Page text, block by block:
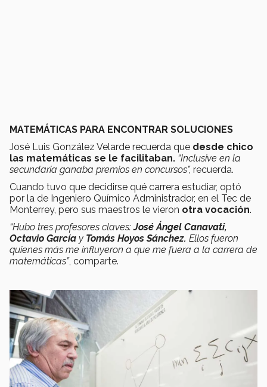
MATEMÁTICAS PARA ENCONTRAR SOLUCIONES
José Luis González Velarde recuerda que desde chico
las matemáticas se le facilitaban. “Inclusive en la
secundaria ganaba premios en concursos”, recuerda.
Cuando tuvo que decidirse qué carrera estudiar, optó
por la de Ingeniero Químico Administrador, en el Tec de
Monterrey, pero sus maestros le vieron otra vocación.
“Hubo tres profesores claves:José Ángel Canavati,
Octavio García y Tomás Hoyos Sánchez. Ellos fueron
quienes más me influyeron a que me fuera a la carrera de
matemáticas”, comparte.